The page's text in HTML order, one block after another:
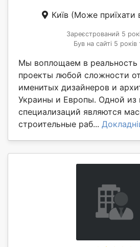
Київ (Може приїхати
Зареєстрований 5
Був на сайті 5
Мы воплощаем в реальность
проекты любой сложности
именитых дизайнеров и
Украины и Европы. Одной из
специализаций являются
строительные раб...